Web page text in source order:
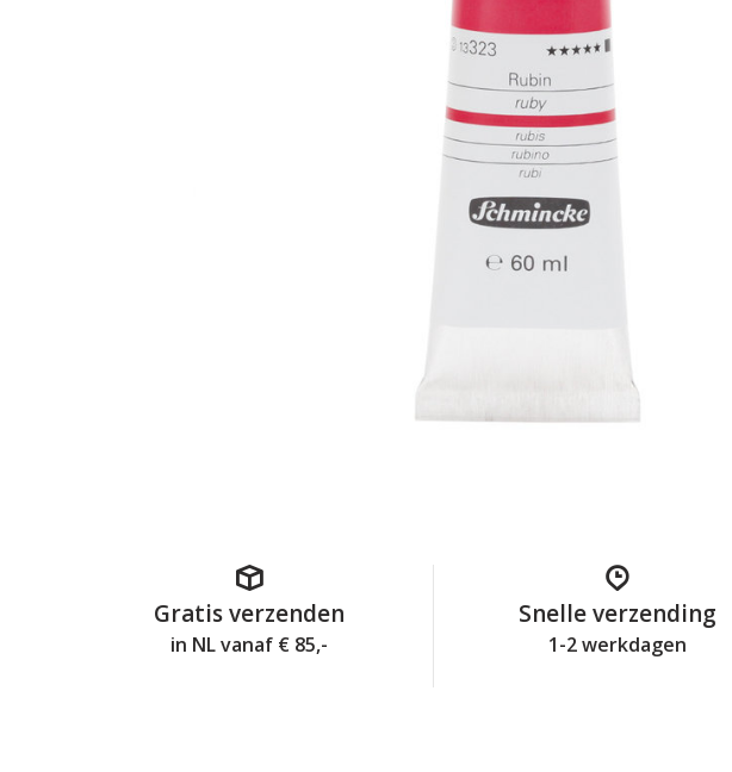
Gratis verzenden
in NL vanaf € 85,-
Snelle verzending
1-2 werkdagen